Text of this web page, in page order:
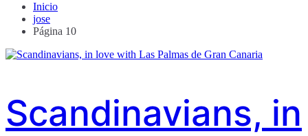
Inicio
jose
Página 10
Scandinavians, in